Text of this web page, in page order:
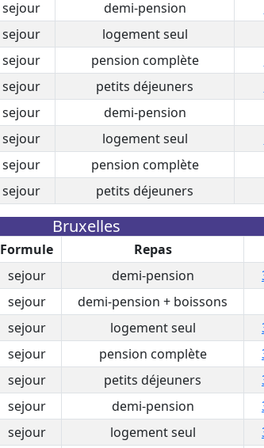
sejour demi-pension
sejour
logement seul
sejour pension complète
sejour petits déjeuners
sejour
demi-pension
sejour logement seul
sejour
pension complète
sejour petits déjeuners
Bruxelles
Formule
Repas
sejour demi-pension
sejour
demi-pension + boissons
sejour logement seul
sejour pension complète
sejour petits déjeuners
sejour demi-pension
sejour logement seul